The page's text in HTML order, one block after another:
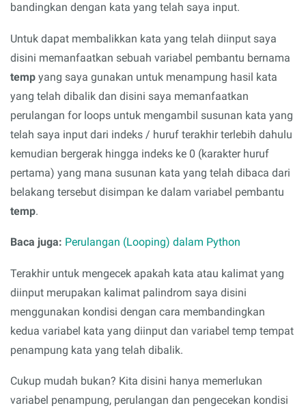
bandingkan dengan kata yang telah saya input.
Untuk dapat membalikkan kata yang telah diinput saya
disini memanfaatkan sebuah variabel pembantu bernama
temp yang saya gunakan untuk menampung hasil kata
yang telah dibalik dan disini saya memanfaatkan
perulangan for loops untuk mengambil susunan kata yang
telah saya input dari indeks / huruf terakhir terlebih dahulu
kemudian bergerak hingga indeks ke 0 (karakter huruf
pertama) yang mana susunan kata yang telah dibaca dari
belakang tersebut disimpan ke dalam variabel pembantu
temp.
Baca juga: Perulangan (Looping) dalam Python
Terakhir untuk mengecek apakah kata atau kalimat yang
diinput merupakan kalimat palindrom saya disini
menggunakan kondisi dengan cara membandingkan
kedua variabel kata yang diinput dan variabel temp tempat
penampung kata yang telah dibalik.
Cukup mudah bukan? Kita disini hanya memerlukan
variabel penampung, perulangan dan pengecekan kondisi